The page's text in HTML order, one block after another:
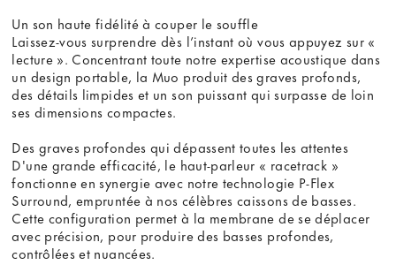
Un son haute fidélité à couper le souffle
Laissez-vous surprendre dès l’instant où vous appuyez sur «
lecture ». Concentrant toute notre expertise acoustique dans
un design portable, la Muo produit des graves profonds,
des détails limpides et un son puissant qui surpasse de loin
ses dimensions compactes.
Des graves profondes qui dépassent toutes les attentes
D'une grande efficacité, le haut-parleur « racetrack »
fonctionne en synergie avec notre technologie P-Flex
Surround, empruntée à nos célèbres caissons de basses.
Cette configuration permet à la membrane de se déplacer
avec précision, pour produire des basses profondes,
contrôlées et nuancées.